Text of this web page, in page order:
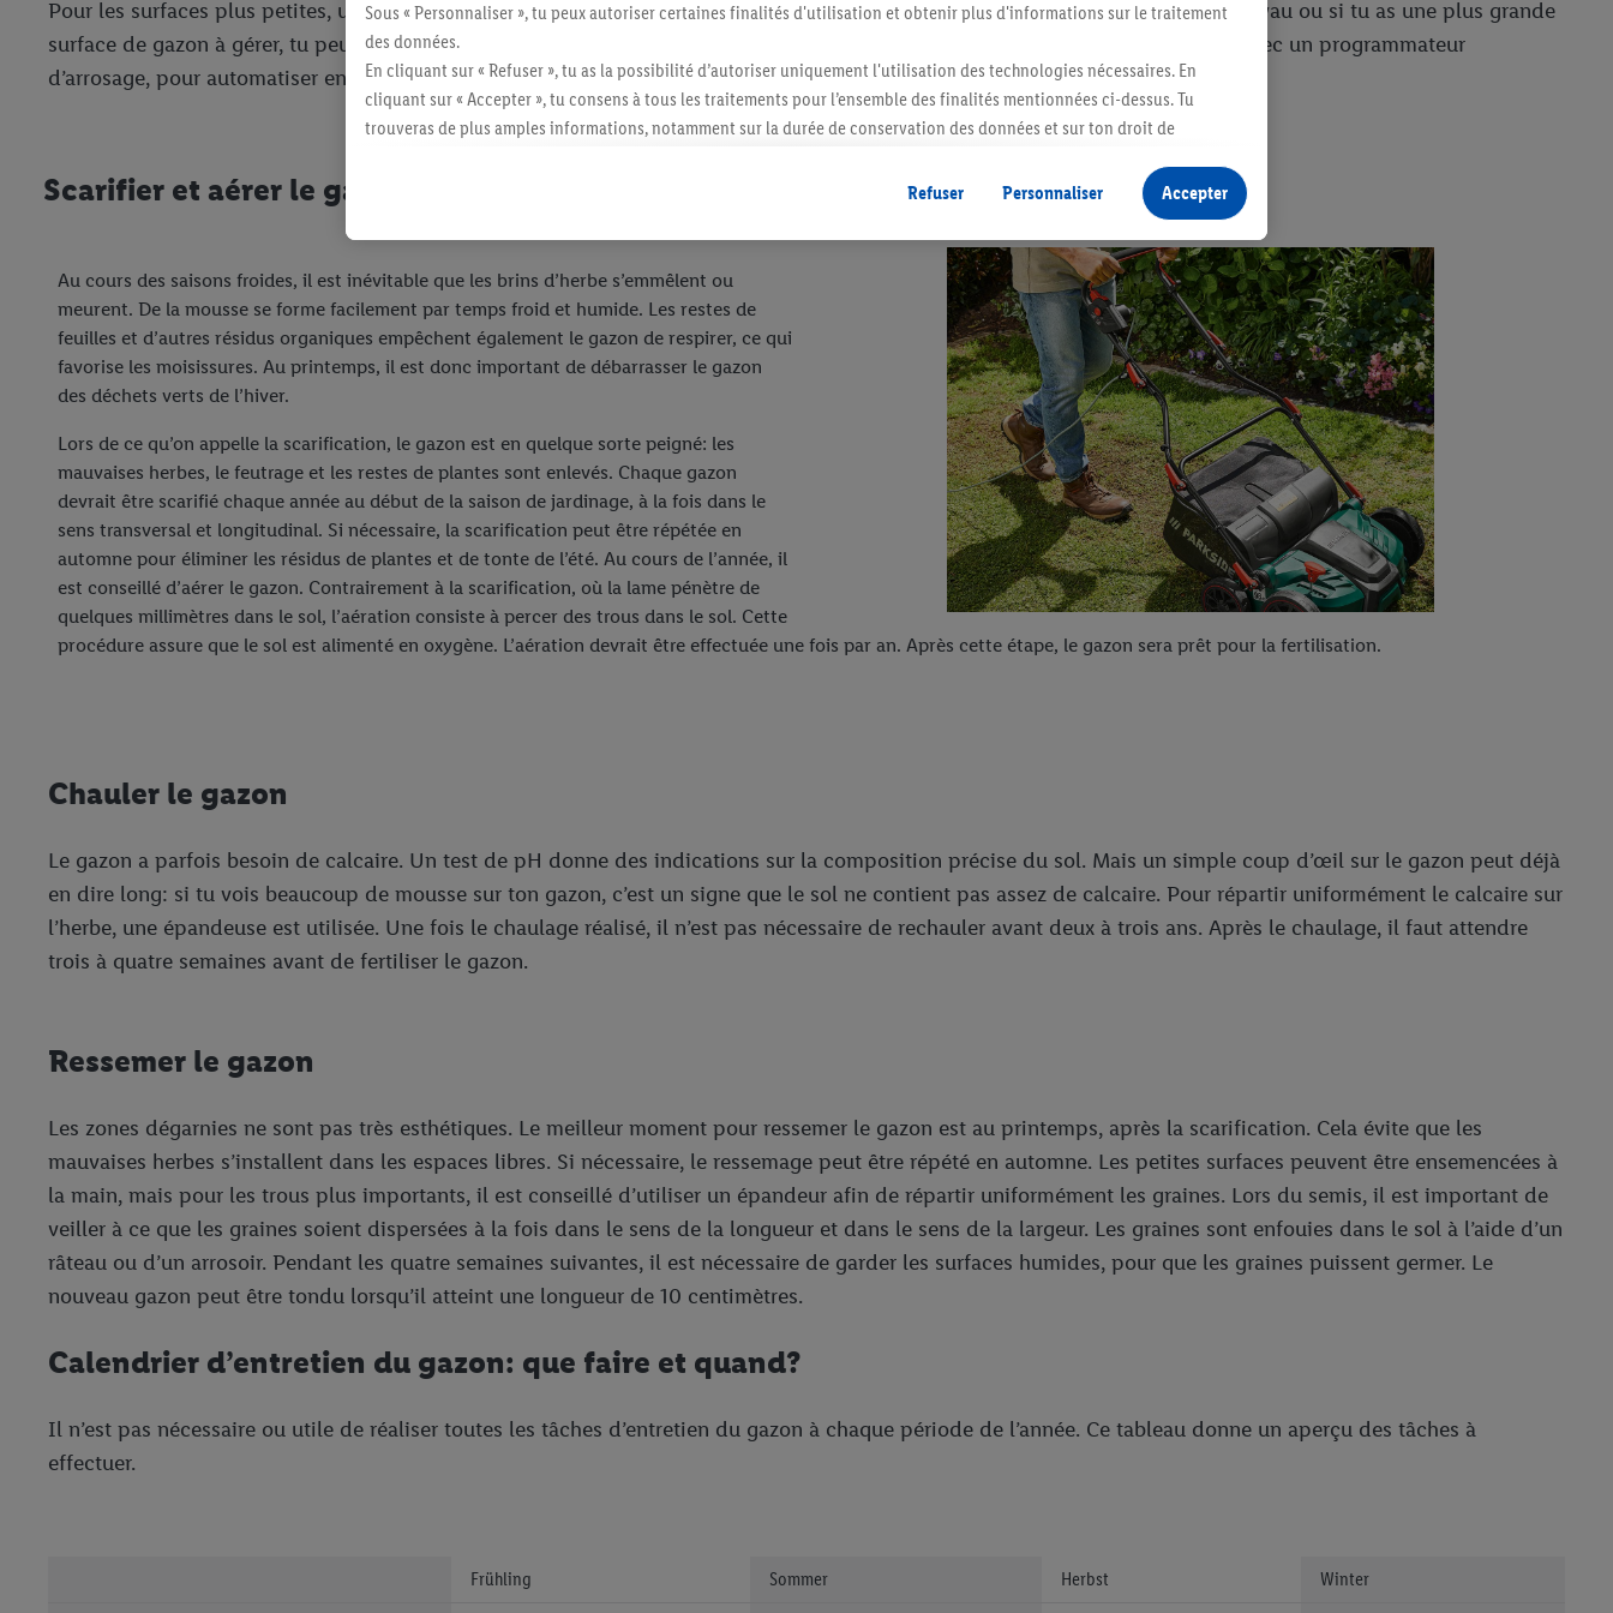
Pour les surfaces plus petites, un tuyau de jardin avec pommeau peut être utilisé pour l’arrosage. Si tu ne veux pas arroser au tuyau ou si tu as une plus grande
surface de gazon à gérer, tu peux également utiliser des asperseurs mobiles ou fixes. Certains modèles peuvent être contrôlés avec un programmateur
d’arrosage, pour automatiser entièrement cette tâche.
Scarifier et aérer le gazon
Au cours des saisons froides, il est inévitable que les brins d’herbe s’emmêlent ou
meurent. De la mousse se forme facilement par temps froid et humide. Les restes de
feuilles et d’autres résidus organiques empêchent également le gazon de respirer, ce qui
favorise les moisissures. Au printemps, il est donc important de débarrasser le gazon
des déchets verts de l’hiver.
Lors de ce qu’on appelle la scarification, le gazon est en quelque sorte peigné: les
mauvaises herbes, le feutrage et les restes de plantes sont enlevés. Chaque gazon
devrait être scarifié chaque année au début de la saison de jardinage, à la fois dans le
sens transversal et longitudinal. Si nécessaire, la scarification peut être répétée en
automne pour éliminer les résidus de plantes et de tonte de l’été. Au cours de l’année, il
est conseillé d’aérer le gazon. Contrairement à la scarification, où la lame pénètre de
quelques millimètres dans le sol, l’aération consiste à percer des trous dans le sol. Cette
procédure assure que le sol est alimenté en oxygène. L’aération devrait être effectuée une fois par an. Après cette étape, le gazon sera prêt pour la fertilisation.
Chauler le gazon
Le gazon a parfois besoin de calcaire. Un test de pH donne des indications sur la composition précise du sol. Mais un simple coup d’œil sur le gazon peut déjà
en dire long: si tu vois beaucoup de mousse sur ton gazon, c’est un signe que le sol ne contient pas assez de calcaire. Pour répartir uniformément le calcaire sur
l’herbe, une épandeuse est utilisée. Une fois le chaulage réalisé, il n’est pas nécessaire de rechauler avant deux à trois ans. Après le chaulage, il faut attendre
trois à quatre semaines avant de fertiliser le gazon.
Ressemer le gazon
Les zones dégarnies ne sont pas très esthétiques. Le meilleur moment pour ressemer le gazon est au printemps, après la scarification. Cela évite que les
mauvaises herbes s’installent dans les espaces libres. Si nécessaire, le ressemage peut être répété en automne. Les petites surfaces peuvent être ensemencées à
la main, mais pour les trous plus importants, il est conseillé d’utiliser un épandeur afin de répartir uniformément les graines. Lors du semis, il est important de
veiller à ce que les graines soient dispersées à la fois dans le sens de la longueur et dans le sens de la largeur. Les graines sont enfouies dans le sol à l’aide d’un
râteau ou d’un arrosoir. Pendant les quatre semaines suivantes, il est nécessaire de garder les surfaces humides, pour que les graines puissent germer. Le
nouveau gazon peut être tondu lorsqu’il atteint une longueur de 10 centimètres.
Calendrier d’entretien du gazon: que faire et quand?
Il n’est pas nécessaire ou utile de réaliser toutes les tâches d’entretien du gazon à chaque période de l’année. Ce tableau donne un aperçu des tâches à
effectuer.
Frühling Sommer Herbst Winter
Sous « Personnaliser », tu peux autoriser certaines finalités d'utilisation et obtenir plus d'informations sur le traitement
des données.
En cliquant sur « Refuser », tu as la possibilité d’autoriser uniquement l'utilisation des technologies nécessaires. En
cliquant sur « Accepter », tu consens à tous les traitements pour l’ensemble des finalités mentionnées ci-dessus. Tu
trouveras de plus amples informations, notamment sur la durée de conservation des données et sur ton droit de
Refuser Personnaliser Accepter